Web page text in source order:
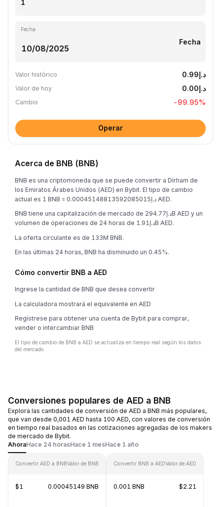
Fecha
Fecha
Valor histórico د.إ0.99
Valor de hoy د.إ0.00
Cambio -99.95%
Operar
Acerca de BNB (BNB)
BNB es una criptomoneda que se puede convertir a Dírham de
los Emiratos Árabes Unidos (AED) en Bybit. El tipo de cambio
actual es 1 BNB = د.إ0.00045148813592085015 AED.
BNB tiene una capitalización de mercado de د.إ294.77B AED y un
volumen de operaciones de 24 horas de د.إ1.91B AED.
La oferta circulante es de 133M BNB.
En las últimas 24 horas, BNB ha disminuido un 0.45%.
Cómo convertir BNB a AED
Ingrese la cantidad de BNB que desea convertir
La calculadora mostrará el equivalente en AED
Regístrese para obtener una cuenta de Bybit para comprar,
vender o intercambiar BNB
El tipo de cambio de BNB a AED se actualiza en tiempo real según los datos
del mercado.
Conversiones populares de AED a BNB
Explora las cantidades de conversión de AED a BNB más populares,
que van desde 0,001 AED hasta 100 AED, con valores de conversión
en tiempo real basados en las cotizaciones agregadas de los makers
de mercado de Bybit.
AhoraHace 24 horasHace 1 mesHace 1 año
Convertir AED a BNBValor de BNB
$1 0.00045149 BNB
Convertir BNB a AEDValor de AED
0.001 BNB $2.21